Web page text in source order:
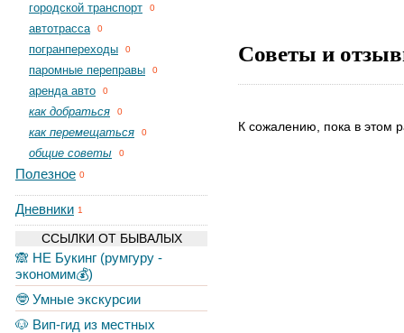
городской транспорт 0
автотрасса 0
погранпереходы 0
паромные переправы 0
аренда авто 0
как добраться 0
как перемещаться 0
общие советы 0
Полезное 0
Дневники 1
ССЫЛКИ ОТ БЫВАЛЫХ
🙈 НЕ Букинг (румгуру -
экономим💰)
🤓 Умные экскурсии
🐶 Вип-гид из местных
Советы и
К сожалению, пока в этом